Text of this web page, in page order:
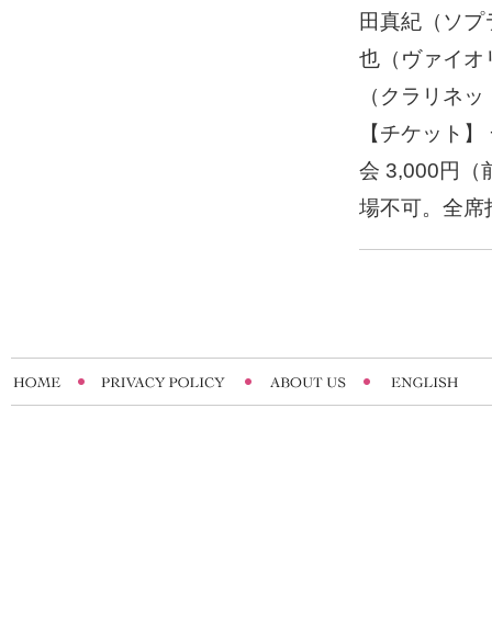
田真紀（ソ
也（ヴァイ
（クラリネ
【チケット
会 3,000円（
場不可。全席